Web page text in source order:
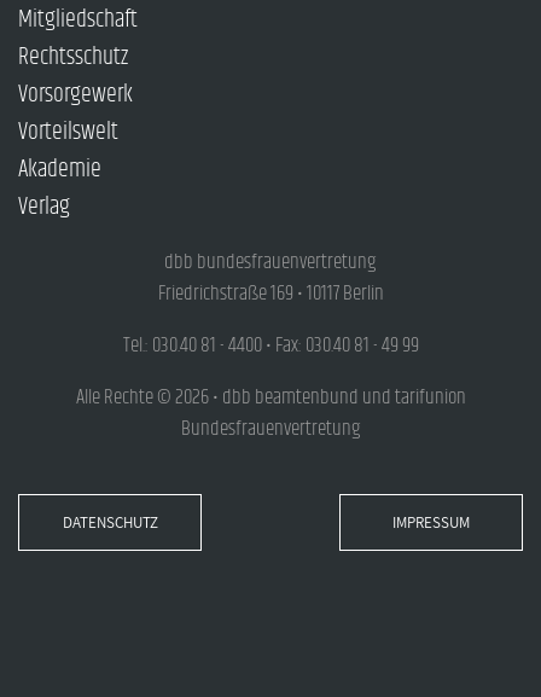
Mitgliedschaft
Rechtsschutz
Vorsorgewerk
Vorteilswelt
Akademie
Verlag
dbb bundesfrauenvertretung
Friedrichstraße 169 • 10117 Berlin
Tel.: 030.40 81 - 4400 • Fax: 030.40 81 - 49 99
Alle Rechte © 2026 • dbb beamtenbund und tarifunion
Bundesfrauenvertretung
DATENSCHUTZ IMPRESSUM